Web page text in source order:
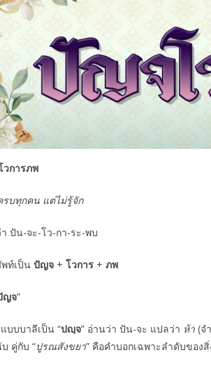
การภพ
บทุกคน แต่ไม่รู้จัก
ปัน-จะ-โว-กา-ระ-พบ
ท์เป็น ปัญจ + โวการ + ภพ
ญจ”
บบบาลีเป็น “ปญฺจ” อ่านว่า ปัน-จะ แปลว่า ห้า (จ
คู่กับ “ปูรณสังขยา” คือคำบอกเฉพาะลำดับของ